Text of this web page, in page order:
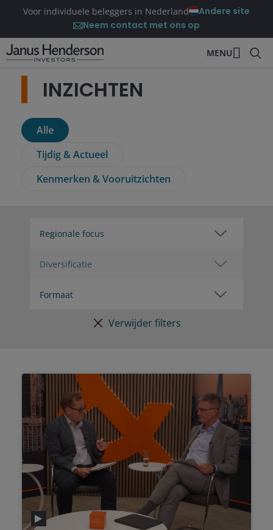
Voor individuele beleggers in Nederland
Andere site
Neem contact met ons op
MENU
INZICHTEN
Alle
Tijdig & Actueel
Kenmerken & Vooruitzichten
Verwijder filters